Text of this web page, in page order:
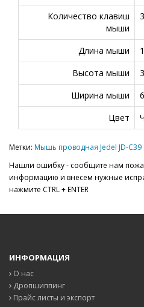
Количество клавиш
мыши
3
Длина мыши
Высота мыши
Ширина мыши
Цвет
Метки: Мышь проводная Jedel JD-C39
Нашли ошибку - сообщите нам
информацию и внесем нужные
нажмите CTRL + ENTER
ИНФОРМАЦИЯ
О нас
Дропшиппинг
Прайс листы и экспорт